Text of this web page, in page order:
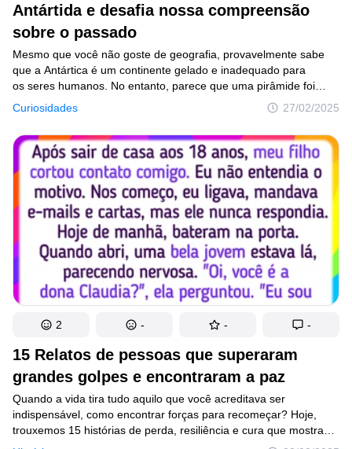
Antártida e desafia nossa compreensão
sobre o passado
Curiosidades 27/02/2025
Mesmo que você não goste de geografia, provavelmente sabe
que a Antártica é um continente gelado e inadequado para
os seres humanos. No entanto, parece que uma pirâmide foi
encontrada lá com métricas curiosas. E isso não é tudo — vamos
15 Relatos de pessoas que superaram
grandes golpes e encontraram a paz
Quando a vida tira tudo aquilo que você acreditava ser
indispensável, como encontrar forças para recomeçar? Hoje,
trouxemos 15 histórias de perda, resiliência e cura que mostram
como as pessoas conseguiram dar a volta por cima.
2 - - -
Todos os direitos reservados. Todos os materiais deste site possuem
Direitos Autorais e não podem ser usados sem a devida autorização de
Incrível.club.